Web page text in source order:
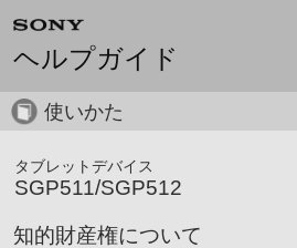
ヘルプガイド
使いかた
タブレットデバイス
SGP511/SGP512
知的財産権について